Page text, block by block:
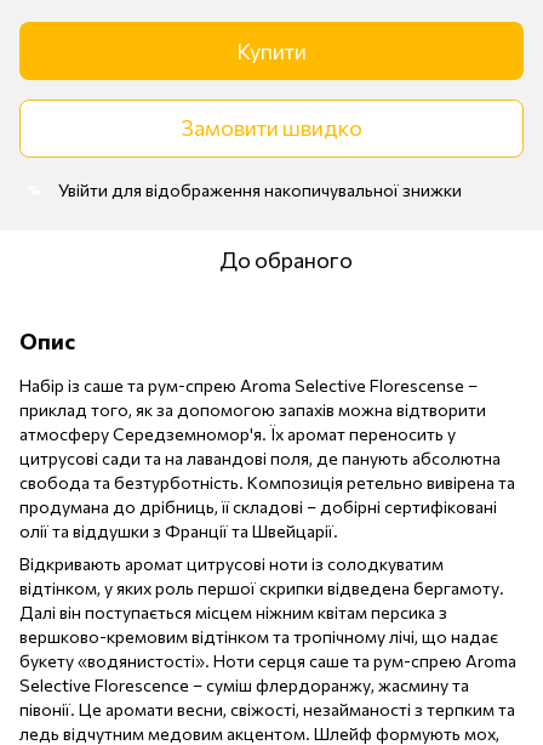
Купити
Замовити швидко
Увійти для відображення накопичувальної знижки
До обраного
Опис
Набір із саше та рум-спрею Aroma Selective Florescense –
приклад того, як за допомогою запахів можна відтворити
атмосферу Середземномор'я. Їх аромат переносить у
цитрусові сади та на лавандові поля, де панують абсолютна
свобода та безтурботність. Композиція ретельно вивірена та
продумана до дрібниць, її складові – добірні сертифіковані
олії та віддушки з Франції та Швейцарії.
Відкривають аромат цитрусові ноти із солодкуватим
відтінком, у яких роль першої скрипки відведена бергамоту.
Далі він поступається місцем ніжним квітам персика з
вершково-кремовим відтінком та тропічному лічі, що надає
букету «водянистості». Ноти серця саше та рум-спрею Aroma
Selective Florescence – суміш флердоранжу, жасмину та
півонії. Це аромати весни, свіжості, незайманості з терпким та
ледь відчутним медовим акцентом. Шлейф формують мох,